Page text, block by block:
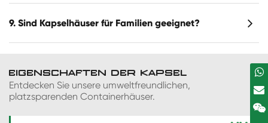
9. Sind Kapselhäuser für Familien geeignet?
EIGENSCHAFTEN DER KAPSEL
Entdecken Sie unsere umweltfreundlichen,
platzsparenden Containerhäuser.